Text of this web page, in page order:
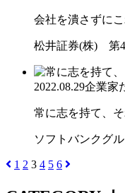
会社を潰さずに
松井証券(株) 第
2022.08.29企業家
常に志を持て、
ソフトバンクグ
1 2 3 4 5 6